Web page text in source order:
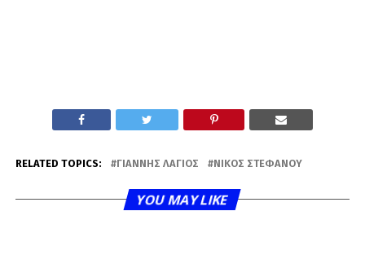
RELATED TOPICS: ΓΙΆΝΝΗΣ ΛΆΓΙΟΣ ΝΊΚΟΣ ΣΤΕΦΆΝΟΥ
YOU MAY LIKE